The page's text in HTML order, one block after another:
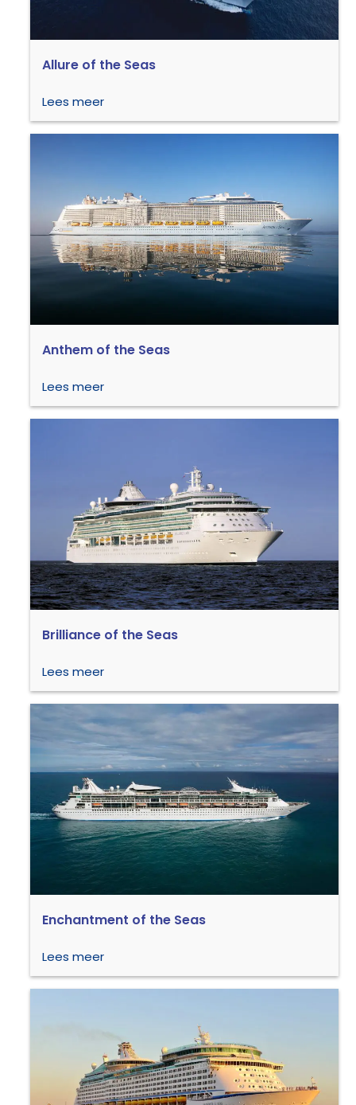
Allure of the Seas
Lees meer
Anthem of the Seas
Lees meer
Brilliance of the Seas
Lees meer
Enchantment of the Seas
Lees meer